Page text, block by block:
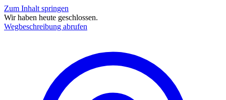
Zum Inhalt springen
Wir haben heute geschlossen.
Wegbeschreibung abrufen